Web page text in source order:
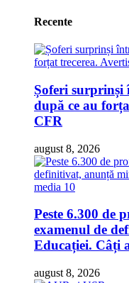
Recente
Șoferi surprinși
după ce au
CFR
august 8, 2026
Peste 6.300 de
examenul de
Educației. Câți
august 8, 2026